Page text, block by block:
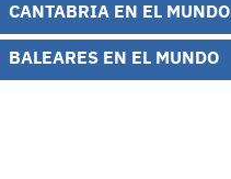
CANTABRIA EN EL MUNDO
BALEARES EN EL MUNDO